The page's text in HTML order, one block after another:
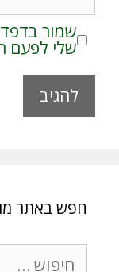
שמור
שלי לפעם
nחפש באתר
חיפוש: